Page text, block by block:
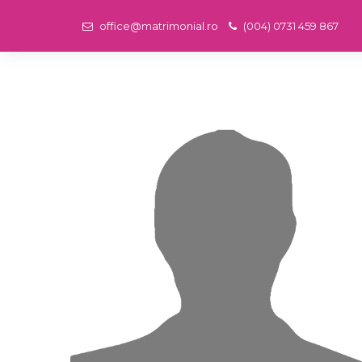
office@matrimonial.ro (004) 0731 459 867